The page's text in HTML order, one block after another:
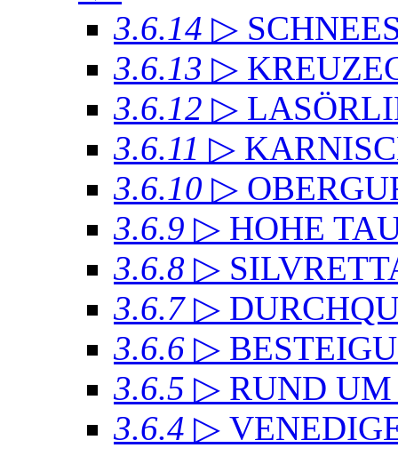
3.6.14 ▷
3.6.13 ▷
3.6.12 ▷
3.6.11 ▷
3.6.10 ▷
3.6.9 ▷ HOHE
3.6.8 ▷
3.6.7 ▷
3.6.6 ▷
3.6.5 ▷ RUND
3.6.4 ▷